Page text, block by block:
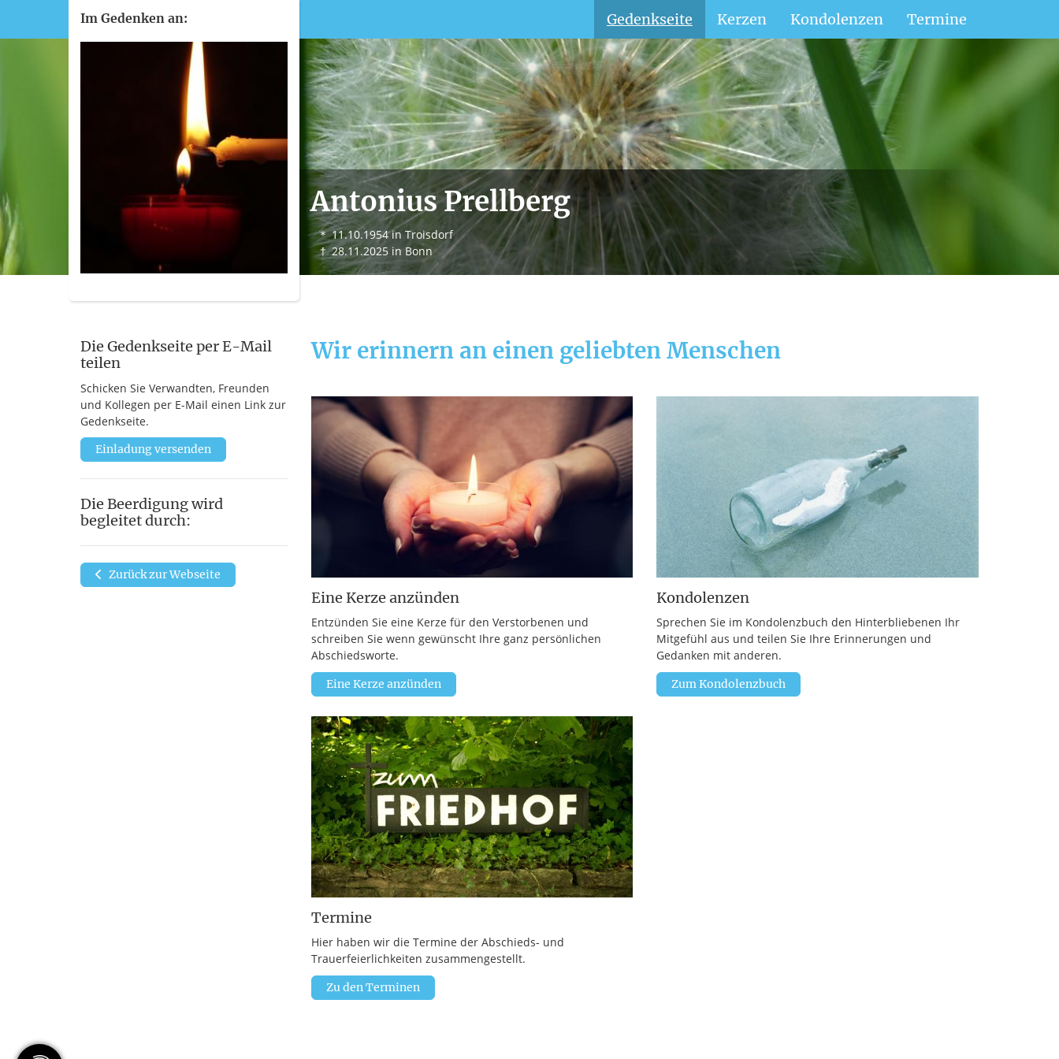
Im Gedenken an: Gedenkseite Kerzen Kondolenzen Termine
Antonius Prellberg
＊ 11.10.1954in Troisdorf
† 28.11.2025 in Bonn
Wir erinnern an einen geliebten Menschen
Eine Kerze anzünden
Entzünden Sie eine Kerze für den Verstorbenen und
schreiben Sie wenn gewünscht Ihre ganz persönlichen
Abschiedsworte.
Eine Kerze anzünden
Kondolenzen
Sprechen Sie im Kondolenzbuch den Hinterbliebenen Ihr
Mitgefühl aus und teilen Sie Ihre Erinnerungen und
Gedanken mit anderen.
Zum Kondolenzbuch
Termine
Hier haben wir die Termine der Abschieds- und
Trauerfeierlichkeiten zusammengestellt.
Zu den Terminen
Die Gedenkseite per E-Mail
teilen
Schicken Sie Verwandten, Freunden
und Kollegen per E-Mail einen Link zur
Gedenkseite.
Einladung versenden
Die Beerdigung wird
begleitet durch:
Zurück zur Webseite